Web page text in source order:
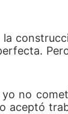
no
aceptó